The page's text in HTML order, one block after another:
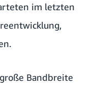
im letzten
Bandbreite